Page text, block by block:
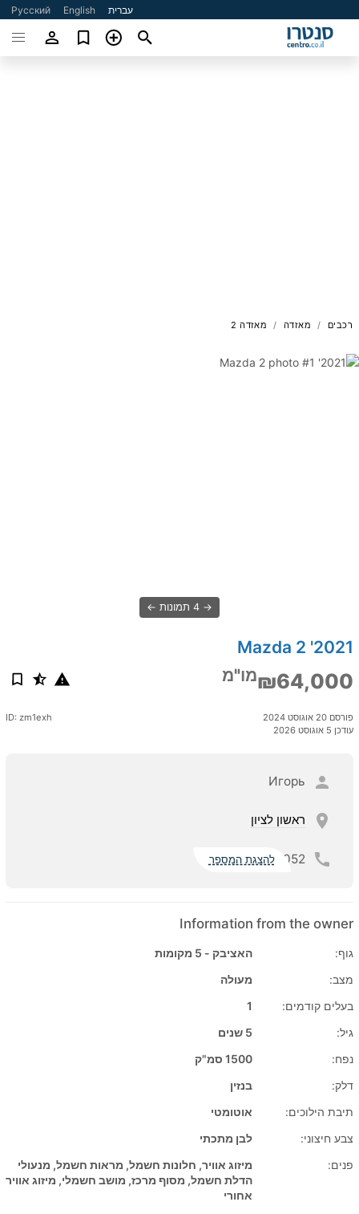
עברית English
Русский
רכבים מאזדה מאזדה 2
4 תמונות
2021' Mazda 2
₪64,000מו"מ
פורסם 20 אוגוסט 2024
עודכן 5 אוגוסט 2026
ID: zm1exh
Игорь
ראשון לציון
052 להצגת המספר
Information from the owner
גוף:
האציבק - 5 מקומות
מצב:
מעולה
בעלים קודמים:
1
גיל:
5 שנים
נפח:
1500 סמ"ק
דלק:
בנזין
תיבת הילוכים:
אוטומטי
צבע חיצוני:
לבן מתכתי
פנים:
מיזוג אוויר, חלונות חשמל, מראות חשמל, מנעולי
הדלת חשמל, מסוף מרכז, מושב חשמלי, מיזוג אוויר
אחורי